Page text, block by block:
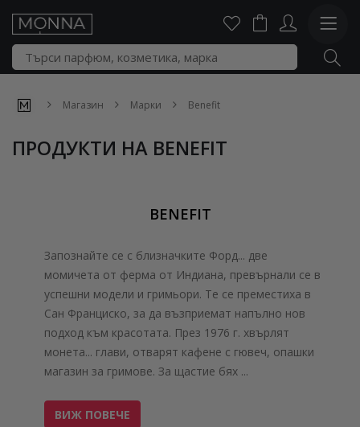
Магазин Марки Benefit
ПРОДУКТИ НА BENEFIT
BENEFIT
Запознайте се с близначките Форд... две
момичета от ферма от Индиана, превърнали се в
успешни модели и гримьори. Те се преместиха в
Сан Франциско, за да възприемат напълно нов
подход към красотата. През 1976 г. хвърлят
монета... глави, отварят кафене с гювеч, опашки
магазин за гримове. За щастие бях ...
ВИЖ ПОВЕЧЕ